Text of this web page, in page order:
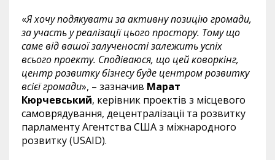
«Я хочу подякувати за активну позицію громади,
за участь у реалізації цього простору. Тому що
саме від вашої залученості залежить успіх
всього проекту. Сподіваюся, що цей коворкінг,
центр розвитку бізнесу буде центром розвитку
всієї громади», – зазначив Марат
Кюрчевський, керівник проектів з місцевого
самоврядування, децентралізації та розвитку
парламенту Агентства США з міжнародного
розвитку (USAID).